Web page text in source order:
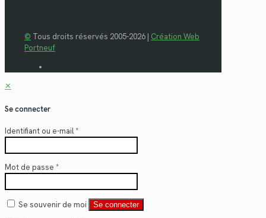
© Tous droits réservés 2005-2026 | Création Web
Portneuf
✕
Se connecter
Identifiant ou e-mail*
Mot de passe *
Se souvenir de moi Se connecter